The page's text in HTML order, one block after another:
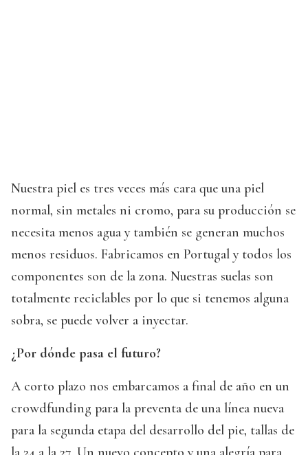
Nuestra piel es tres veces más cara que una piel
normal, sin metales ni cromo, para su producción se
necesita menos agua y también se generan muchos
menos residuos. Fabricamos en Portugal y todos los
componentes son de la zona. Nuestras suelas son
totalmente reciclables por lo que si tenemos alguna
sobra, se puede volver a inyectar.
¿Por dónde pasa el futuro?
A corto plazo nos embarcamos a final de año en un
crowdfunding para la preventa de una línea nueva
para la segunda etapa del desarrollo del pie, tallas de